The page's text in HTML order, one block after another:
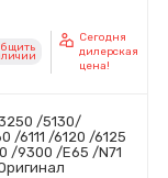
Сегодня
дилерская
цена!
/5130/
6111 /6120 /6125
/9300 /E65 /N71